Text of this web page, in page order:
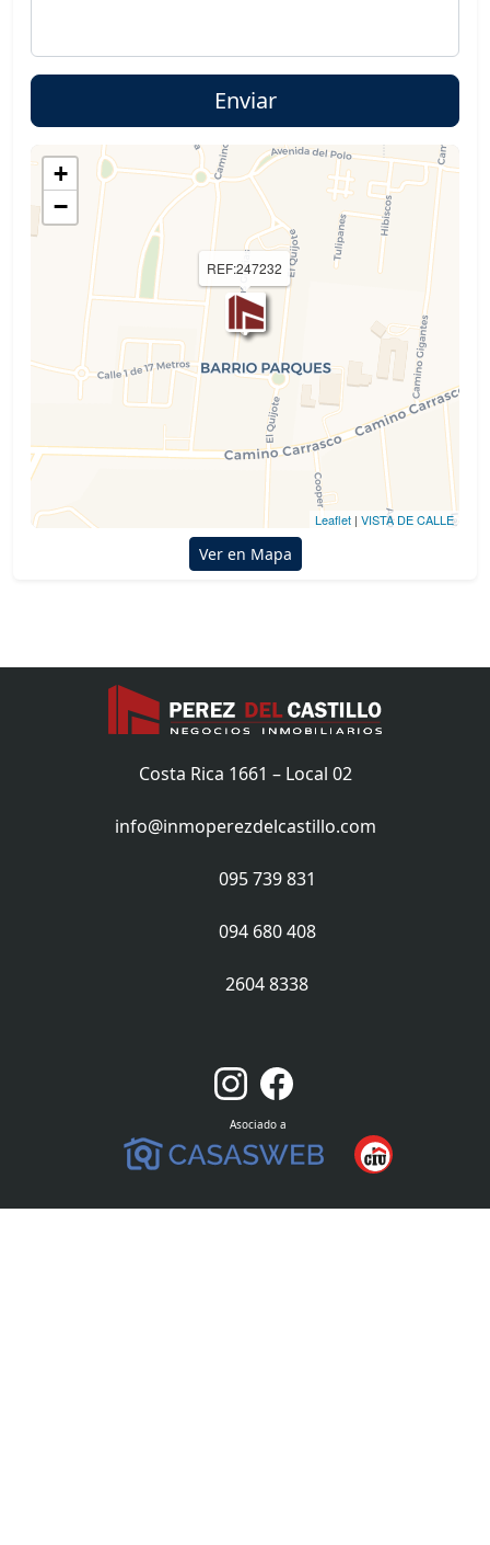
REF:247232
+
−
Leaflet | VISTA DE CALLE
Ver en Mapa
Costa Rica 1661 – Local 02
info@inmoperezdelcastillo.com
095 739 831
094 680 408
2604 8338
Asociado a